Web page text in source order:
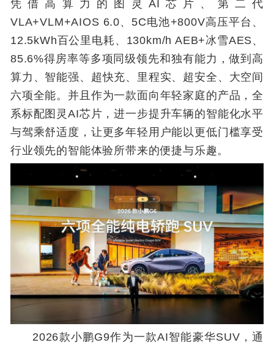
凭借高算力的图灵AI芯片、第二代
VLA+VLM+AIOS 6.0、5C电池+800V高压平台、
12.5kWh百公里电耗、130km/h AEB+冰雪AES、
85.6%得房率等多项同级领先和独有能力，做到高
算力、智能强、超快充、里程实、超安全、大空间
六项全能。并且作为一款面向年轻家庭的产品，全
系标配图灵AI芯片，进一步提升车辆的智能化水平
与驾乘舒适度，让更多年轻用户能以更低门槛享受
行业领先的智能体验所带来的便捷与乐趣。
2026款小鹏G9作为一款AI智能豪华SUV，通